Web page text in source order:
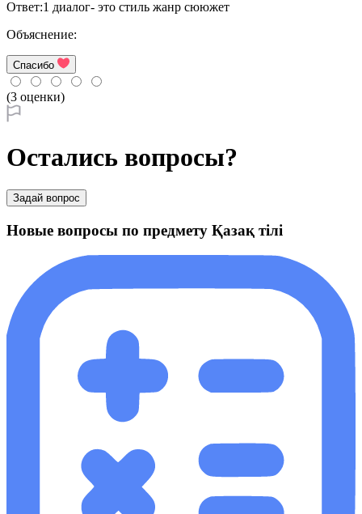
Ответ:1 диалог- это стиль жанр сююжет
Объяснение:
Спасибо
(3 оценки)
Остались вопросы?
Задай вопрос
Новые вопросы по предмету Қазақ тiлi